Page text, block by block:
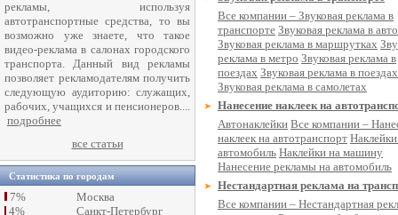
рекламы, используя
автотранспортные средства, то вы
возможно уже знаете, что такое
видео-реклама в салонах городского
транспорта. Данный вид рекламы
позволяет рекламодателям получить
следующую аудиторию: служащих,
рабочих, учащихся и пенсионеров....
подробнее
все статьи
Статистика по городам
7%
Москва
4%
Санкт-Петербург
Все компании – Звуковая реклама в
транспорте Звуковая реклама в
Звуковая реклама в маршрутках
реклама в метро Звуковая реклама в
поездах Звуковая реклама в поездах
Звуковая реклама в самолетах
Нанесение наклеек на
Автонаклейки Все компании –
наклеек на автотранспорт
автомобиль Наклейки на машину
Нанесение рекламы на автомобиль
Нестандартная реклама на
Все компании – Нестандартная